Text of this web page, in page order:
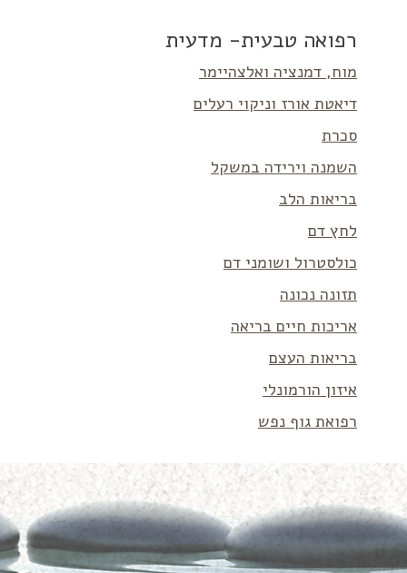
רפואה טבעית- מדעית
מוח, דמנציה ואלצהיימר
דיאטת אורז וניקוי רעלים
סכרת
השמנה וירידה במשקל
בריאות הלב
לחץ דם
כולסטרול ושומני דם
תזונה נכונה
אריכות חיים בריאה
בריאות העצם
איזון הורמונלי
רפואת גוף נפש